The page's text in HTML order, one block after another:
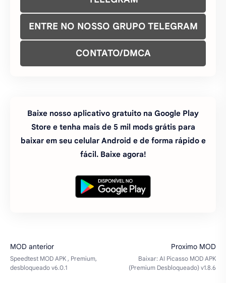
ENTRE NO NOSSO GRUPO TELEGRAM
CONTATO/DMCA
Baixe nosso aplicativo gratuito na Google Play
Store e tenha mais de 5 mil mods grátis para
baixar em seu celular Android e de forma rápido e
fácil. Baixe agora!